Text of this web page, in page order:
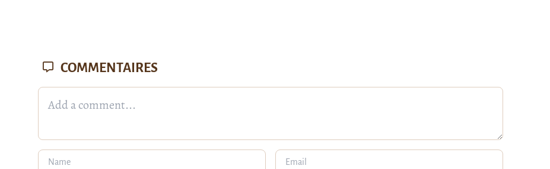
COMMENTAIRES